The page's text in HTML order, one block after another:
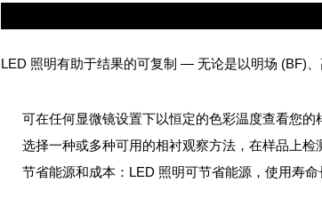
LED 照明有助于结果的可复制 — 无论是以明场 (BF)
可在任何显微镜设置下以恒定的色彩温度查看您的
选择一种或多种可用的相衬观察方法，在样品上检
节省能源和成本：LED 照明可节省能源，使用寿